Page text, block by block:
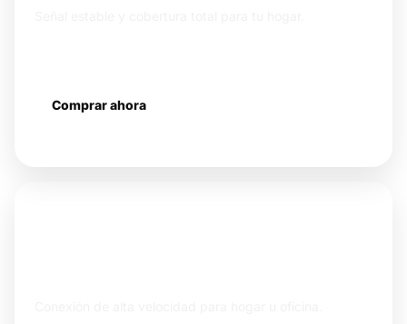
Comprar ahora